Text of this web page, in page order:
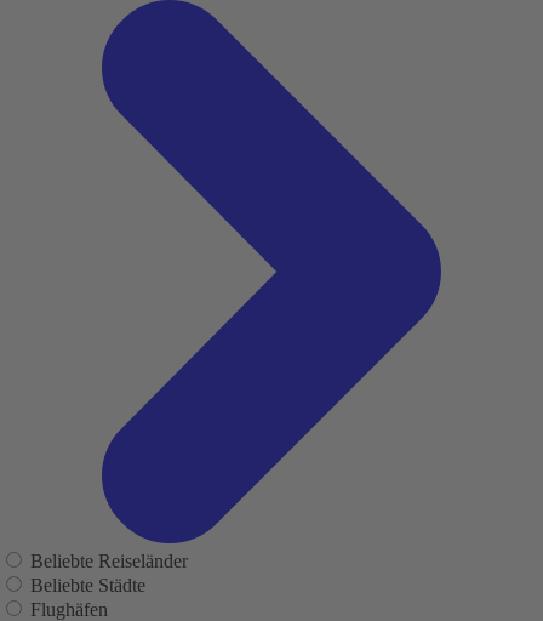
Beliebte Reiseländer
Beliebte Städte
Flughäfen